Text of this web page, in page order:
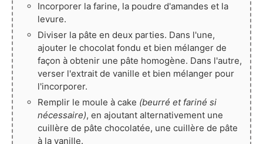
Incorporer la farine, la poudre d'amandes et la
levure.
Diviser la pâte en deux parties. Dans l'une,
ajouter le chocolat fondu et bien mélanger de
façon à obtenir une pâte homogène. Dans l'autre,
verser l'extrait de vanille et bien mélanger pour
l'incorporer.
Remplir le moule à cake (beurré et fariné si
nécessaire), en ajoutant alternativement une
cuillère de pâte chocolatée, une cuillère de pâte
à la vanille.